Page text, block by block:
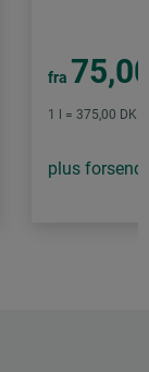
fra
1 l = 375,00
plus